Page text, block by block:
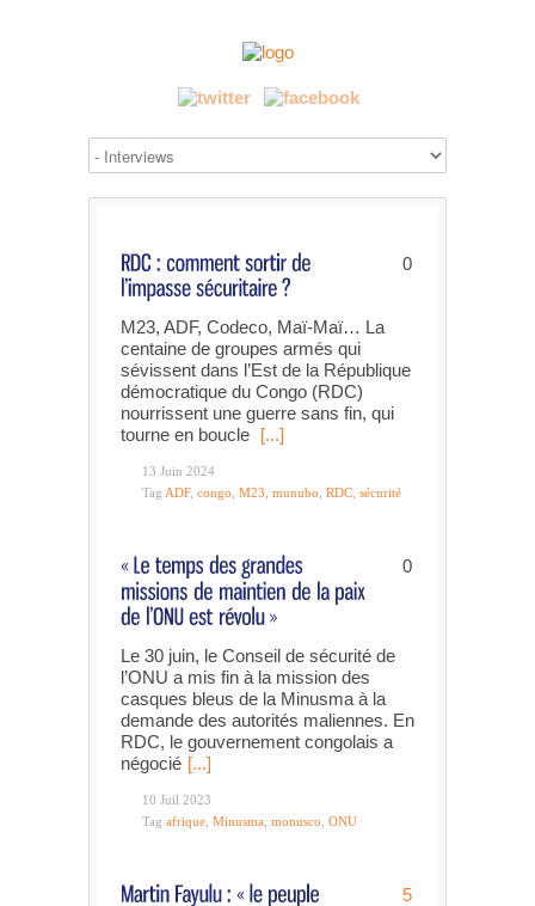
0
M23, ADF, Codeco, Maï-Maï… La
centaine de groupes armés qui
sévissent dans l’Est de la République
démocratique du Congo (RDC)
nourrissent une guerre sans fin, qui
tourne en boucle [...]
13 Juin 2024
Tag ADF, congo M23 munubo RDC sécurité
0
Le 30 juin, le Conseil de sécurité de
l’ONU a mis fin à la mission des
casques bleus de la Minusma à la
demande des autorités maliennes. En
RDC, le gouvernement congolais a
négocié [...]
10 Juil 2023
Tag afrique Minusma monusco ONU
5